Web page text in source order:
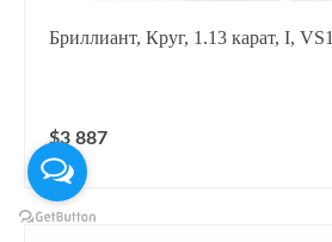
Бриллиант, Круг, 1.13 карат, I, VS1
$3 887